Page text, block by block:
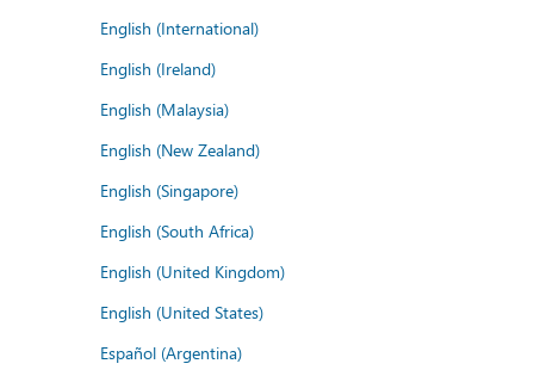
English (International)
English (Ireland)
English (Malaysia)
English (New Zealand)
English (Singapore)
English (South Africa)
English (United Kingdom)
English (United States)
Español (Argentina)